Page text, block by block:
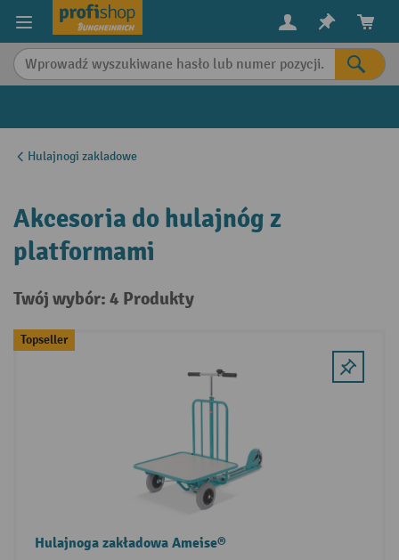
content
Hulajnogi zakladowe
Akcesoria do hulajnóg z
platformami
Twój wybór: 4 Produkty
Topseller
Hulajnoga zakładowa Ameise®